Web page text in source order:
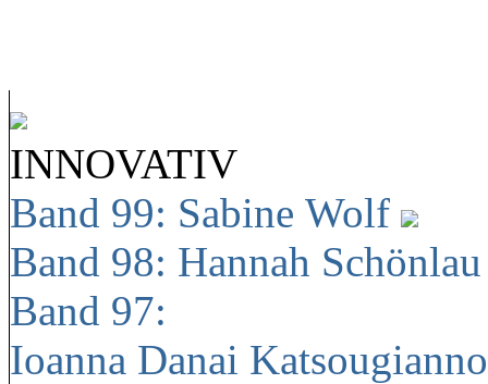
INNOVATIV
Band 99: Sabine Wolf
Band 98: Hannah
Band 97:
Ioanna Danai